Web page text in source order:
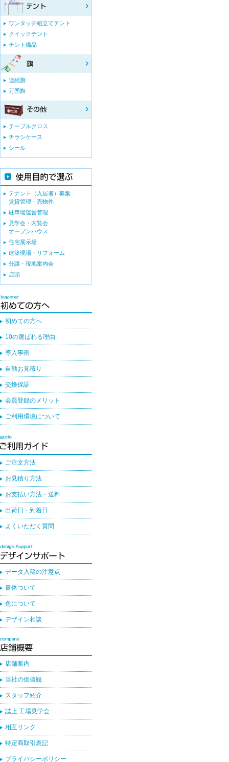
ワンタッチ組立てテント
クイックテント
テント備品
連続旗
万国旗
テーブルクロス
チラシケース
シール
テナント（入居者）募集
賃貸管理・売物件
駐車場運営管理
見学会・内覧会
オープンハウス
住宅展示場
建築現場・リフォーム
分譲・現地案内会
店頭
初めての方へ
10の選ばれる理由
導入事例
自動お見積り
交換保証
会員登録のメリット
ご利用環境について
ご注文方法
お見積り方法
お支払い方法・送料
出荷日・到着日
よくいただく質問
データ入稿の注意点
書体ついて
色について
デザイン相談
店舗案内
当社の価値観
スタッフ紹介
誌上 工場見学会
相互リンク
特定商取引表記
プライバシーポリシー